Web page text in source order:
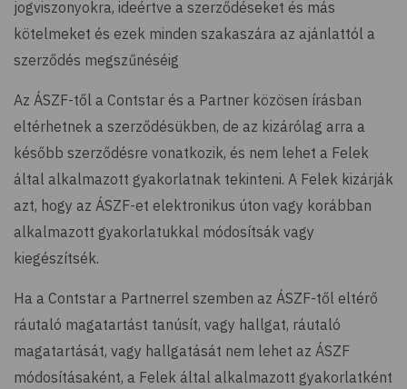
jogviszonyokra, ideértve a szerződéseket és más
kötelmeket és ezek minden szakaszára az ajánlattól a
szerződés megszűnéséig
Az ÁSZF-től a Contstar és a Partner közösen írásban
eltérhetnek a szerződésükben, de az kizárólag arra a
később szerződésre vonatkozik, és nem lehet a Felek
által alkalmazott gyakorlatnak tekinteni. A Felek kizárják
azt, hogy az ÁSZF-et elektronikus úton vagy korábban
alkalmazott gyakorlatukkal módosítsák vagy
kiegészítsék.
Ha a Contstar a Partnerrel szemben az ÁSZF-től eltérő
ráutaló magatartást tanúsít, vagy hallgat, ráutaló
magatartását, vagy hallgatását nem lehet az ÁSZF
módosításaként, a Felek által alkalmazott gyakorlatként